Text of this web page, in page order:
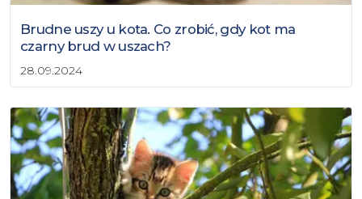
Brudne uszy u kota. Co zrobić, gdy kot ma
czarny brud w uszach?
28.09.2024